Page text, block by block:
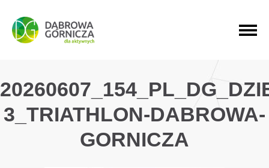
PRZEJDŹ DO MENU GŁÓWNEGO
PRZEJDŹ DO WYSZUKIWARKI
PRZEJDŹ DO TREŚCI
3_TRIATHLON-DABROWA-
GORNICZA